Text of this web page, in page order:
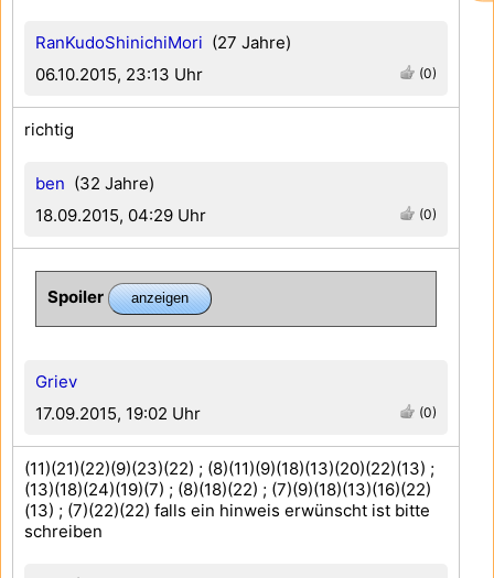
RanKudoShinichiMori (27 Jahre)
06.10.2015, 23:13 Uhr
(0)
ben (32 Jahre)
18.09.2015, 04:29 Uhr
(0)
richtig
Griev
17.09.2015, 19:02 Uhr
(0)
Spoiler
(11)(21)(22)(9)(23)(22) ; (8)(11)(9)(18)(13)(20)(22)(13) ;
(13)(18)(24)(19)(7) ; (8)(18)(22) ; (7)(9)(18)(13)(16)(22)
(13) ; (7)(22)(22) falls ein hinweis erwünscht ist bitte
schreiben